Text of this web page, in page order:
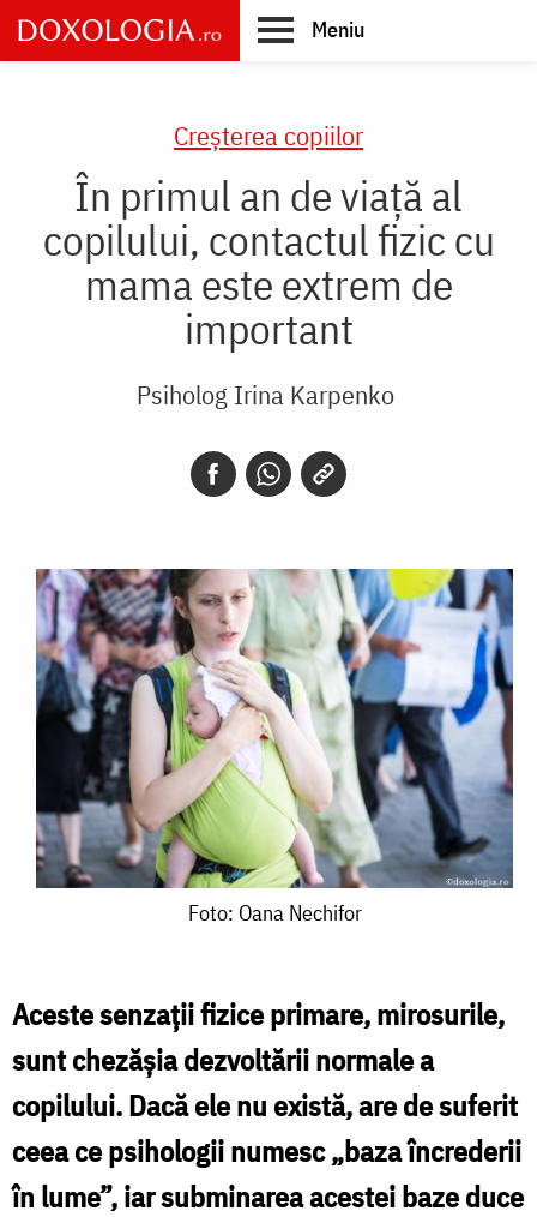
Skip
to
main
Meniu
Creşterea copiilor
În primul an de viață al
copilului, contactul fizic cu
mama este extrem de
important
Psiholog Irina Karpenko
Foto: Oana Nechifor
Aceste senzaţii fizice primare, mirosurile,
sunt chezăşia dezvoltării normale a
copilului. Dacă ele nu există, are de suferit
ceea ce psihologii numesc „baza încrederii
în lume”, iar subminarea acestei baze duce